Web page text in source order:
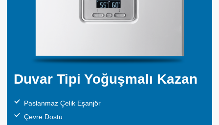
Duvar Tipi Yoğuşmalı Kazan
Paslanmaz Çelik Eşanjör
Çevre Dostu